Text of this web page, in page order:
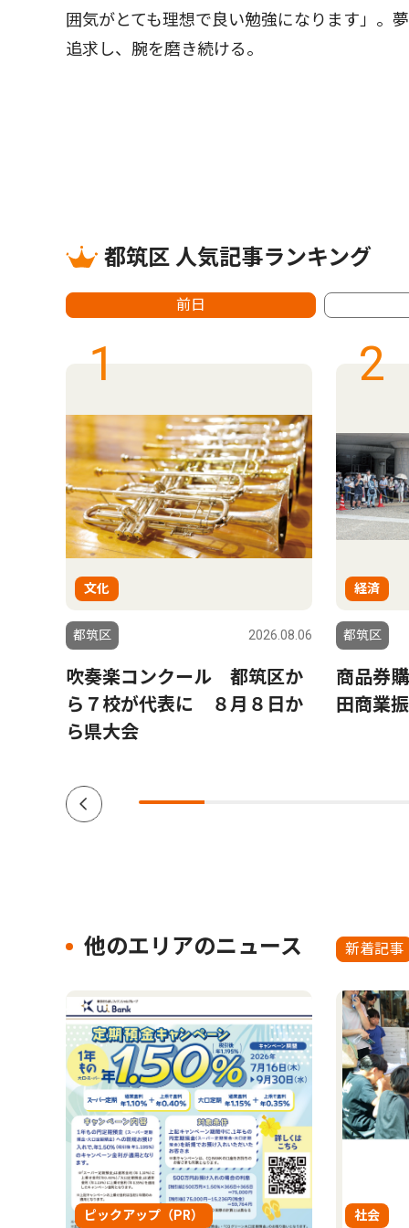
囲気がとても理想で良い勉強になります」。
追求し、腕を磨き続ける。
都筑区 人気記事ランキング
前日
1
文化
都筑区 2026.08.06
吹奏楽コンクール 都筑区か
ら７校が代表に ８月８日か
ら県大会
2
経済
都筑区
商品券
田商業
他のエリアのニュース 新着記事
ピックアップ（PR） 社会